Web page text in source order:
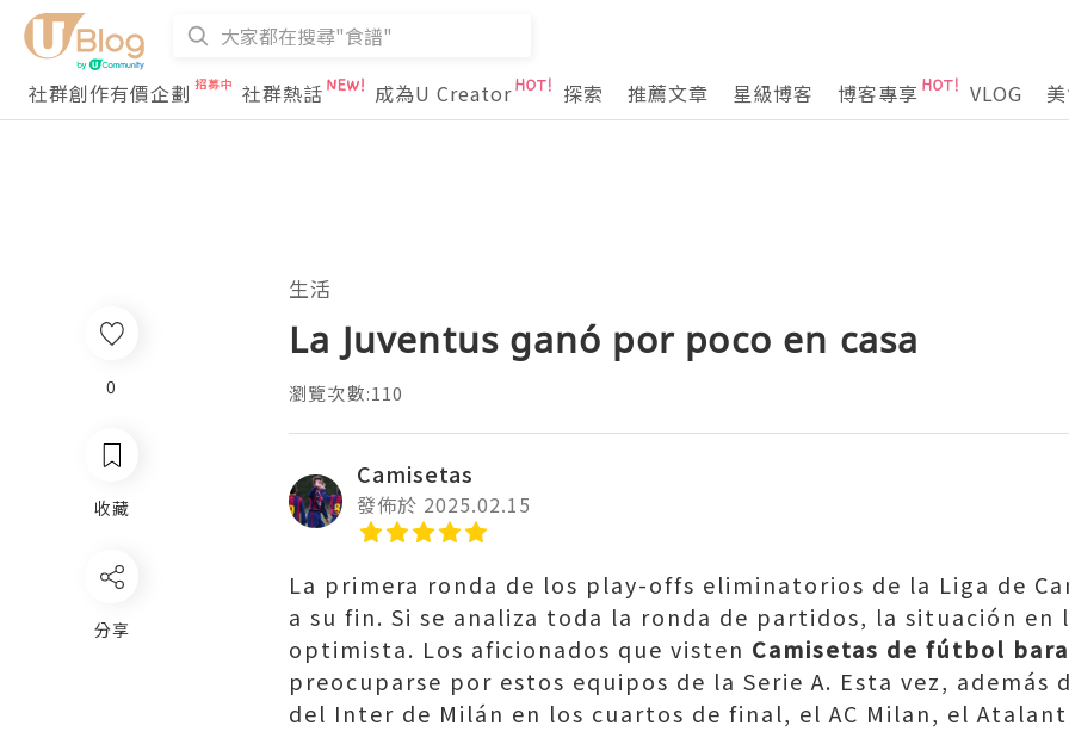
社群創作有價企劃 社群熱話 成為U Creator 探索 推薦文章 星級博客 博客專享 VLOG
生活
La Juventus ganó por poco en casa
瀏覽次數:110
Camisetas
發佈於 2025.02.15
La primera ronda de los play-offs eliminatorios de la Liga de
a su fin. Si se analiza toda la ronda de partidos, la situación en
optimista. Los aficionados que visten Camisetas de fútbol
preocuparse por estos equipos de la Serie A. Esta vez, además
del Inter de Milán en los cuartos de final, el AC Milan, el
0
收藏
分享